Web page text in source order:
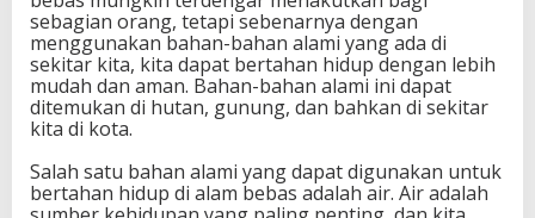
sebagian orang, tetapi sebenarnya dengan
menggunakan bahan-bahan alami yang ada di
sekitar kita, kita dapat bertahan hidup dengan lebih
mudah dan aman. Bahan-bahan alami ini dapat
ditemukan di hutan, gunung, dan bahkan di sekitar
kita di kota.
Salah satu bahan alami yang dapat digunakan untuk
bertahan hidup di alam bebas adalah air. Air adalah